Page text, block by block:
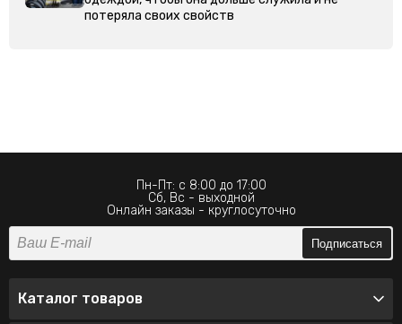
потеряла своих свойств
Пн-Пт: с 8:00 до 17:00
Сб, Вс - выходной
Онлайн заказы - круглосуточно
Подписаться
Каталог товаров